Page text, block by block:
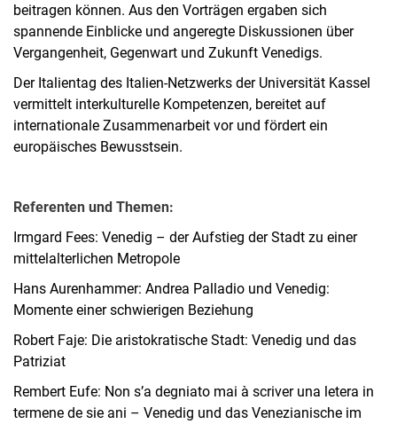
beitragen können. Aus den Vorträgen ergaben sich
spannende Einblicke und angeregte Diskussionen über
Vergangenheit, Gegenwart und Zukunft Venedigs.
Der Italientag des Italien-Netzwerks der Universität Kassel
vermittelt interkulturelle Kompetenzen, bereitet auf
internationale Zusammenarbeit vor und fördert ein
europäisches Bewusstsein.
Referenten und Themen:
Irmgard Fees: Venedig – der Aufstieg der Stadt zu einer
mittelalterlichen Metropole
Hans Aurenhammer: Andrea Palladio und Venedig:
Momente einer schwierigen Beziehung
Robert Faje: Die aristokratische Stadt: Venedig und das
Patriziat
Rembert Eufe: Non s’a degniato mai à scriver una letera in
termene de sie ani – Venedig und das Venezianische im